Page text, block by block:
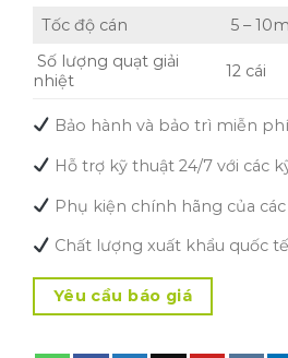
Tốc độ cán
5 –
Số lượng quạt giải
nhiệt
12 cái
Bảo hành và bảo trì miễn
Hỗ trợ kỹ thuật 24/7 với các
Phụ kiện chính hãng của
Chất lượng xuất khẩu quốc
Yêu cầu báo giá